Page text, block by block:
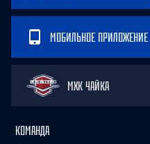
МОБИЛЬНОЕ ПРИЛОЖЕНИЕ
МХК ЧАЙКА
КОМАНДА